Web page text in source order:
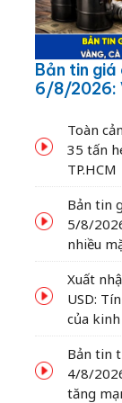
Bản tin giá
6/8/2026:
Toàn
35 tấn
TP.HCM
Bản tin
5/8/
nhiều
Xuất
USD:
của
Bản tin
4/8/
tăng